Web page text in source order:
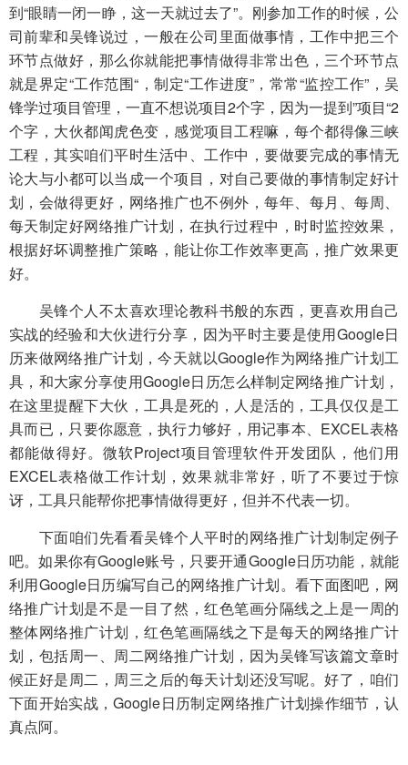
到“眼睛一闭一睁，这一天就过去了”。刚参加工作的时候，公
司前辈和吴锋说过，一般在公司里面做事情，工作中把三个
环节点做好，那么你就能把事情做得非常出色，三个环节点
就是界定“工作范围“，制定“工作进度”，常常“监控工作”，吴
锋学过项目管理，一直不想说项目2个字，因为一提到”项目“2
个字，大伙都闻虎色变，感觉项目工程嘛，每个都得像三峡
工程，其实咱们平时生活中、工作中，要做要完成的事情无
论大与小都可以当成一个项目，对自己要做的事情制定好计
划，会做得更好，网络推广也不例外，每年、每月、每周、
每天制定好网络推广计划，在执行过程中，时时监控效果，
根据好坏调整推广策略，能让你工作效率更高，推广效果更
好。
吴锋个人不太喜欢理论教科书般的东西，更喜欢用自己
实战的经验和大伙进行分享，因为平时主要是使用Google日
历来做网络推广计划，今天就以Google作为网络推广计划工
具，和大家分享使用Google日历怎么样制定网络推广计划，
在这里提醒下大伙，工具是死的，人是活的，工具仅仅是工
具而已，只要你愿意，执行力够好，用记事本、EXCEL表格
都能做得好。微软Project项目管理软件开发团队，他们用
EXCEL表格做工作计划，效果就非常好，听了不要过于惊
讶，工具只能帮你把事情做得更好，但并不代表一切。
下面咱们先看看吴锋个人平时的网络推广计划制定例子
吧。如果你有Google账号，只要开通Google日历功能，就能
利用Google日历编写自己的网络推广计划。看下面图吧，网
络推广计划是不是一目了然，红色笔画分隔线之上是一周的
整体网络推广计划，红色笔画隔线之下是每天的网络推广计
划，包括周一、周二网络推广计划，因为吴锋写该篇文章时
候正好是周二，周三之后的每天计划还没写呢。好了，咱们
下面开始实战，Google日历制定网络推广计划操作细节，认
真点阿。